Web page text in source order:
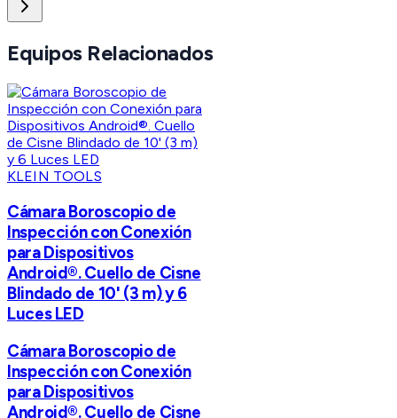
Equipos Relacionados
KLEIN TOOLS
Cámara Boroscopio de
Inspección con Conexión
para Dispositivos
Android®. Cuello de Cisne
Blindado de 10' (3 m) y 6
Luces LED
Cámara Boroscopio de
Inspección con Conexión
para Dispositivos
Android®. Cuello de Cisne